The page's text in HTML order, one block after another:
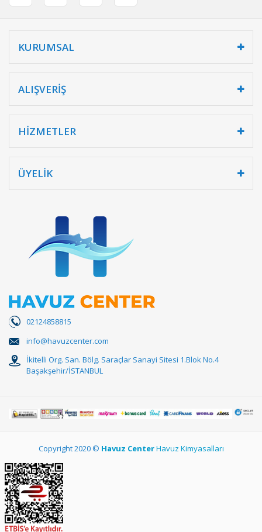
KURUMSAL
ALIŞVERİŞ
HİZMETLER
ÜYELİK
02124858815
info@havuzcenter.com
İkitelli Org. San. Bölg. Saraçlar Sanayi Sitesi 1.Blok No.4
Başakşehir/İSTANBUL
Copyright 2020 © Havuz CenterHavuz Kimyasalları